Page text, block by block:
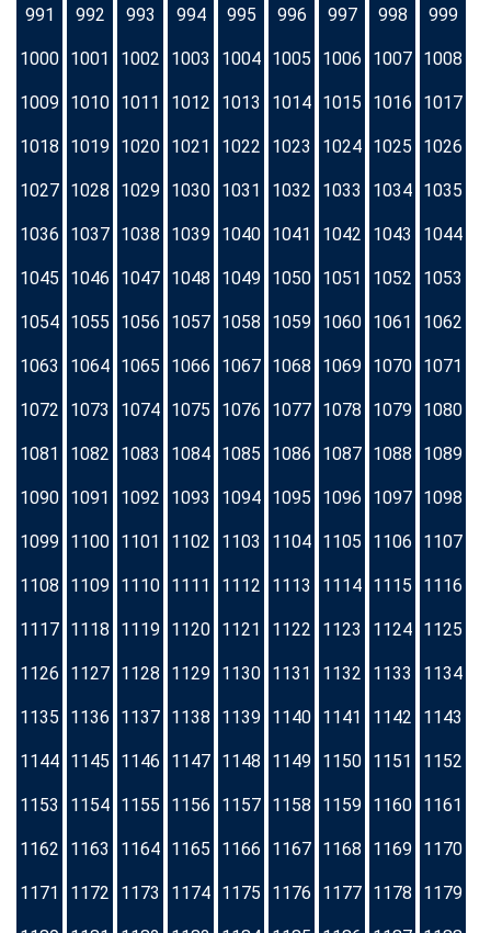
991 992 993 994 995 996 997 998 999
1000 1001 1002 1003 1004 1005 1006 1007 1008
1009 1010 1011 1012 1013 1014 1015 1016 1017
1018 1019 1020 1021 1022 1023 1024 1025 1026
1027 1028 1029 1030 1031 1032 1033 1034 1035
1036 1037 1038 1039 1040 1041 1042 1043 1044
1045 1046 1047 1048 1049 1050 1051 1052 1053
1054 1055 1056 1057 1058 1059 1060 1061 1062
1063 1064 1065 1066 1067 1068 1069 1070 1071
1072 1073 1074 1075 1076 1077 1078 1079 1080
1081 1082 1083 1084 1085 1086 1087 1088 1089
1090 1091 1092 1093 1094 1095 1096 1097 1098
1099 1100 1101 1102 1103 1104 1105 1106 1107
1108 1109 1110 1111 1112 1113 1114 1115 1116
1117 1118 1119 1120 1121 1122 1123 1124 1125
1126 1127 1128 1129 1130 1131 1132 1133 1134
1135 1136 1137 1138 1139 1140 1141 1142 1143
1144 1145 1146 1147 1148 1149 1150 1151 1152
1153 1154 1155 1156 1157 1158 1159 1160 1161
1162 1163 1164 1165 1166 1167 1168 1169 1170
1171 1172 1173 1174 1175 1176 1177 1178 1179